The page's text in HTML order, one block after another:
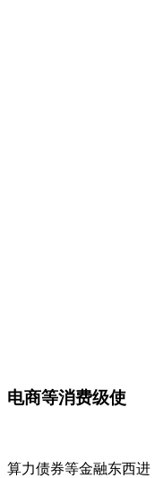
电商等消费级使
力债券等金融东西进